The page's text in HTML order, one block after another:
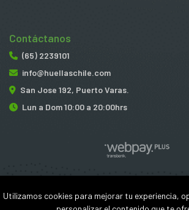
Contáctanos
(65) 2239101
info@huellaschile.com
San Jose 192, Puerto Varas.
Lun a Dom 10:00 a 20:00hrs
¿Te gusta mi tienda? Yo vendo con
Utilizamos cookies para mejorar tu experiencia,